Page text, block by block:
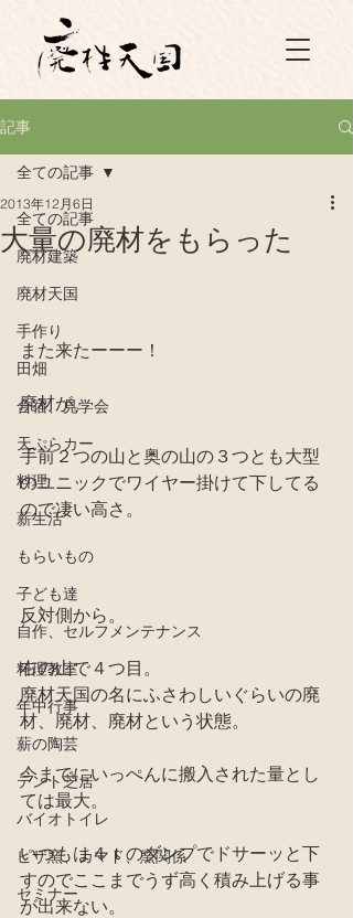
記事
全ての記事
廃材建築
廃材天国
手作り
田畑
合宿、見学会
天ぷらカー
料理
薪生活
もらいもの
子ども達
自作、セルフメンテナンス
料理教室
年中行事
薪の陶芸
テント芝居
バイオトイレ
ピザ窯、カマド、窯関係
セミナー
全ての記事
大量の廃材をもらった
2013年12月6日
また来たーーー！
廃材が。
手前２つの山と奥の山の３つとも大型
のユニックでワイヤー掛けて下してる
ので凄い高さ。
反対側から。
右の山で４つ目。
廃材天国の名にふさわしいぐらいの廃
材、廃材、廃材という状態。
今までにいっぺんに搬入された量とし
ては最大。
いつもは４ｔのダンプでドサーッと下
すのでここまでうず高く積み上げる事
が出来ない。